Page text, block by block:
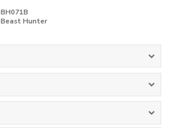
BH071B
Beast Hunter